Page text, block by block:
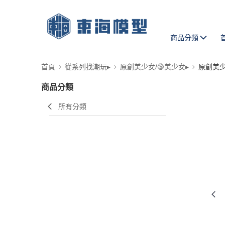
商品分類
首頁 從系列找潮玩▸ 原創美少女/🔞美少女▸ 原創美
商品分類
所有分類